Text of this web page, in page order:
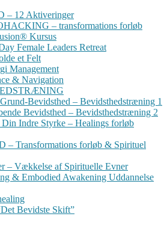
– 12 Aktiveringer
– transformations forløb
Kursus
Female Leaders Retreat
et Felt
Management
& Navigation
Bevidsthed – Bevidsthedstræning 1
Bevidsthed – Bevidsthedstræning 2
Indre Styrke – Healings forløb
– Transformations forløb & Spirituel
– Vækkelse af Spirituelle Evner
& Embodied Awakening Uddannelse
Bevidste Skift”